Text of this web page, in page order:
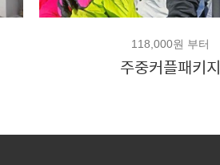
118,000원 부터
주중커플패키지